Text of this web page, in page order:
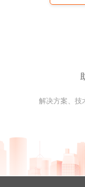
解决方案、技